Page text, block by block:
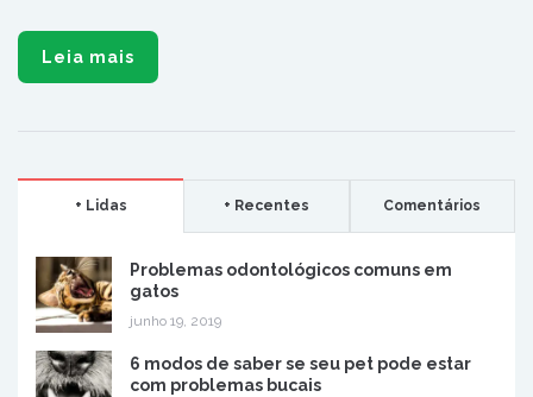
Leia mais
+ Lidas + Recentes Comentários
Problemas odontológicos comuns em
gatos
junho 19, 2019
6 modos de saber se seu pet pode estar
com problemas bucais